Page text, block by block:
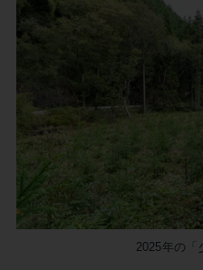
2025年の「